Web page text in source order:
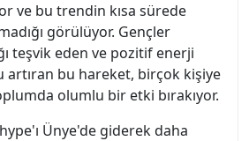
ve bu trendin kısa sürede
görülüyor. Gençler
teşvik eden ve pozitif enerji
bu hareket, birçok kişiye
olumlu bir etki bırakıyor.
Ünye'de giderek daha